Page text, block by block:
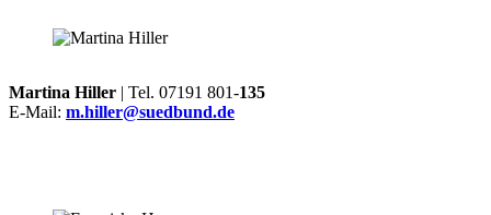
Martina Hiller | Tel. 07191 801-135
E-Mail: m.hiller@suedbund.de